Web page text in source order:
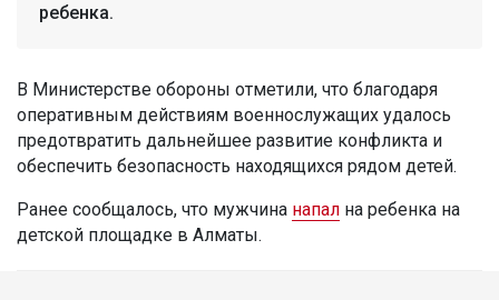
ребенка.
В Министерстве обороны отметили, что благодаря
оперативным действиям военнослужащих удалось
предотвратить дальнейшее развитие конфликта и
обеспечить безопасность находящихся рядом детей.
Ранее сообщалось, что мужчина напал на ребенка на
детской площадке в Алматы.